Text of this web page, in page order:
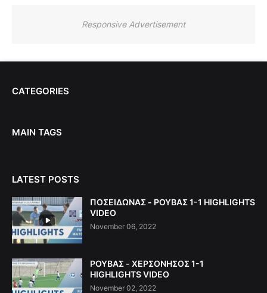
Responsive Advertisement
CATEGORIES
MAIN TAGS
LATEST POSTS
ΠΟΣΕΙΔΩΝΑΣ - ΡΟΥΒΑΣ 1-1 HIGHLIGHTS
VIDEO
November 06, 2022
ΡΟΥΒΑΣ - ΧΕΡΣΟΝΗΣΟΣ 1-1
HIGHLIGHTS VIDEO
November 02, 2022